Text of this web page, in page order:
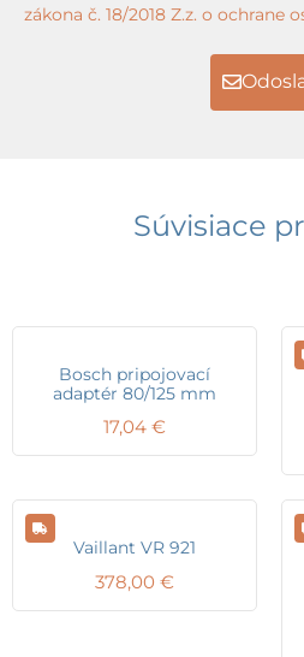
zákona č. 18/2018 Z.z. o ochrane
Súvisiace
Bosch pripojovací
adaptér 80/125 mm
17,04 €
Vaillant VR 921
378,00 €